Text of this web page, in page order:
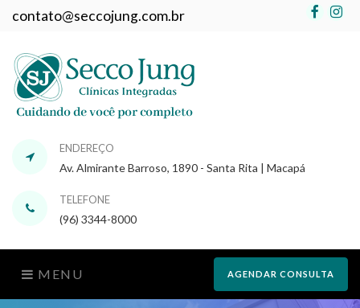
contato@seccojung.com.br
ENDEREÇO
Av. Almirante Barroso, 1890 - Santa Rita | Macapá
TELEFONE
(96) 3344-8000
MENU AGENDAR CONSULTA